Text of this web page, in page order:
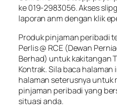
ke 019-2983056. Akses
laporan anm dengan klik
Produk pinjaman peribadi
Perlis @ RCE (Dewan
Berhad) untuk kakitangan
Kontrak. Sila baca
halaman seterusnya untuk
pinjaman peribadi yang
situasi anda.